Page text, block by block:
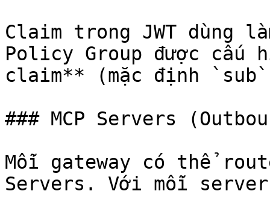
Claim trong JWT dùng
Policy Group được
claim** (mặc định
### MCP Servers
Mỗi gateway có thể
Servers. Với mỗi